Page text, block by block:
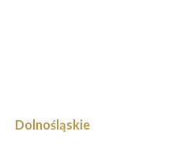
Dolnośląskie